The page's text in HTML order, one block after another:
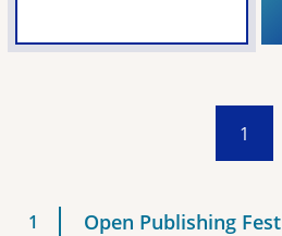
1
Open Publishing Fest